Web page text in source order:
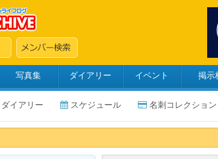
写真集 ダイアリー イベント 掲示
ダイアリー スケジュール 名刺コレクション